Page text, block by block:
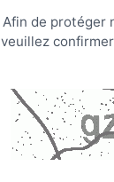
Afin de protéger
veuillez